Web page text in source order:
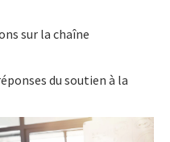
sur la chaîne
du soutien à la